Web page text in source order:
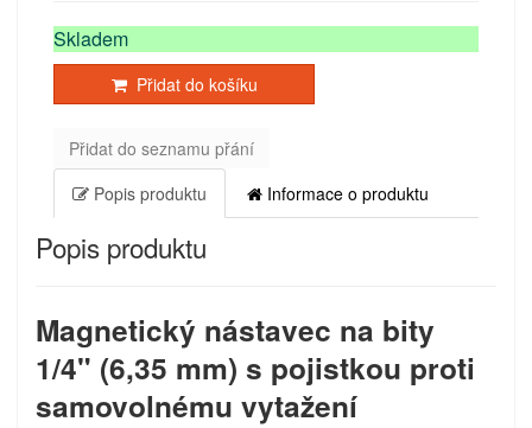
Skladem
Přidat do košíku
Přidat do seznamu přání
Popis produktu
Informace o produktu
Popis produktu
Magnetický nástavec na bity
1/4" (6,35 mm) s pojistkou proti
samovolnému vytažení